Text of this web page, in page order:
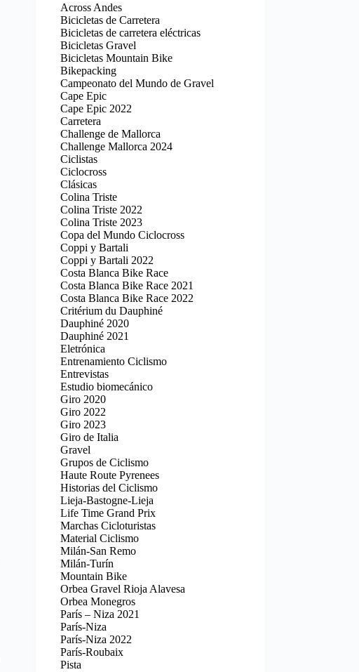
Across Andes
Bicicletas de Carretera
Bicicletas de carretera eléctricas
Bicicletas Gravel
Bicicletas Mountain Bike
Bikepacking
Campeonato del Mundo de Gravel
Cape Epic
Cape Epic 2022
Carretera
Challenge de Mallorca
Challenge Mallorca 2024
Ciclistas
Ciclocross
Clásicas
Colina Triste
Colina Triste 2022
Colina Triste 2023
Copa del Mundo Ciclocross
Coppi y Bartali
Coppi y Bartali 2022
Costa Blanca Bike Race
Costa Blanca Bike Race 2021
Costa Blanca Bike Race 2022
Critérium du Dauphiné
Dauphiné 2020
Dauphiné 2021
Eletrónica
Entrenamiento Ciclismo
Entrevistas
Estudio biomecánico
Giro 2020
Giro 2022
Giro 2023
Giro de Italia
Gravel
Grupos de Ciclismo
Haute Route Pyrenees
Historias del Ciclismo
Lieja-Bastogne-Lieja
Life Time Grand Prix
Marchas Cicloturistas
Material Ciclismo
Milán-San Remo
Milán-Turín
Mountain Bike
Orbea Gravel Rioja Alavesa
Orbea Monegros
París – Niza 2021
París-Niza
París-Niza 2022
París-Roubaix
Pista